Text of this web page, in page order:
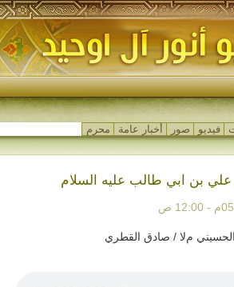
فيديو صور أخبار عامة محرم
علي بن ابي طالب عليه السلام
مﻻ / صادق القطري